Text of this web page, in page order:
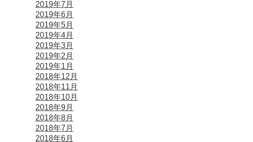
2019年7月
2019年6月
2019年5月
2019年4月
2019年3月
2019年2月
2019年1月
2018年12月
2018年11月
2018年10月
2018年9月
2018年8月
2018年7月
2018年6月